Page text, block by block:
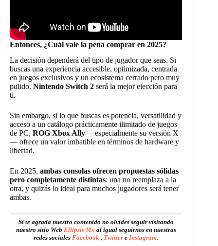
Entonces, ¿Cuál vale la pena comprar en 2025?
La decisión dependerá del tipo de jugador que seas. Si
buscas una experiencia accesible, optimizada, centrada
en juegos exclusivos y un ecosistema cerrado pero muy
pulido, Nintendo Switch 2 será la mejor elección para
ti.
Sin embargo, si lo que buscas es potencia, versatilidad y
acceso a un catálogo prácticamente ilimitado de juegos
de PC, ROG Xbox Ally —especialmente su versión X
— ofrece un valor imbatible en términos de hardware y
libertad.
En 2025, ambas consolas ofrecen propuestas sólidas
pero completamente distintas: una no reemplaza a la
otra, y quizás lo ideal para muchos jugadores será tener
ambas.
Si te agrada nuestro contenido no olvides seguir visitando
nuestro sitio Web Ellipsis Mx al igual seguirnos en nuestras
redes socialesFacebook , Twitter eInstagram.